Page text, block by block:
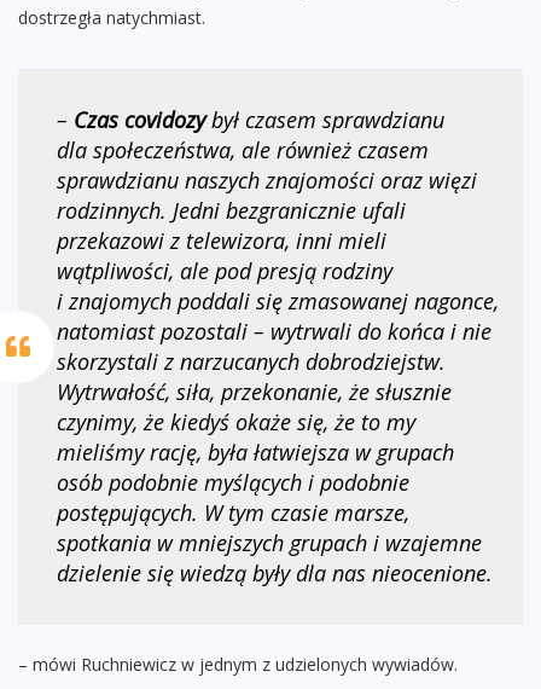
dostrzegła natychmiast.
– Czas covidozybył czasem sprawdzianu
dla społeczeństwa, ale również czasem
sprawdzianu naszych znajomości oraz więzi
rodzinnych. Jedni bezgranicznie ufali
przekazowi z telewizora, inni mieli
wątpliwości, ale pod presją rodziny
i znajomych poddali się zmasowanej nagonce,
natomiast pozostali – wytrwali do końca i nie
skorzystali z narzucanych dobrodziejstw.
Wytrwałość, siła, przekonanie, że słusznie
czynimy, że kiedyś okaże się, że to my
mieliśmy rację, była łatwiejsza w grupach
osób podobnie myślących i podobnie
postępujących. W tym czasie marsze,
spotkania w mniejszych grupach i wzajemne
dzielenie się wiedzą były dla nas nieocenione.
– mówi Ruchniewicz w jednym z udzielonych wywiadów.